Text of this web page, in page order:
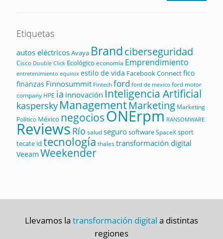
Etiquetas
autos eléctricosAvaya Brandciberseguridad
Cisco Double Click Ecológico economía Emprendimiento
entretenimiento equinix estilo de vida Facebook Connectfico
finanzas Finnosummit Fintech ford ford de mexico ford motor
company HPE ia innovación Inteligencia Artificial
kaspersky ManagementMarketing Marketing
Político México negociosONErpm RANSOMWARE
Reviews Río saludsegurosoftwareSpaceXsport
tecate id tecnología thalestransformación digital
Veeam Weekender
Llevamos la transformación digital a distintas
regiones